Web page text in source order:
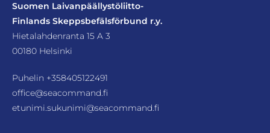
Suomen Laivanpäällystöliitto-
Finlands Skeppsbefälsförbund r.y.
Hietalahdenranta 15 A 3
00180 Helsinki
Puhelin +358405122491
office@seacommand.fi
etunimi.sukunimi@seacommand.fi